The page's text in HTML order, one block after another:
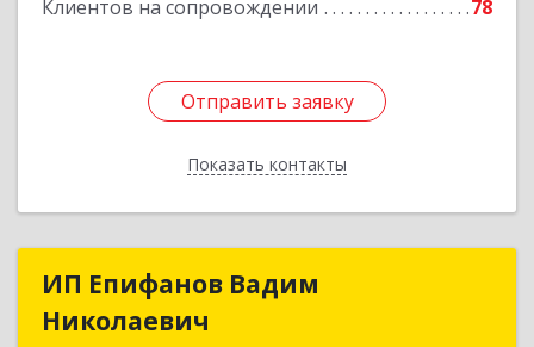
Клиентов на сопровождении 78
Отправить заявку
Показать контакты
Отправить заявку
Назад
ИП Епифанов Вадим
Николаевич
ИП Епифанов Вадим